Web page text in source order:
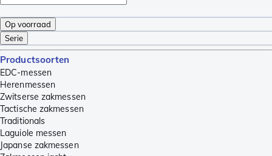
Op voorraad
Serie
Productsoorten
EDC-messen
Herenmessen
Zwitserse zakmessen
Tactische zakmessen
Traditionals
Laguiole messen
Japanse zakmessen